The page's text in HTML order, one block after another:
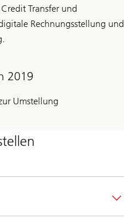
Transfer und
Rechnungsstellung und
2019
Umstellung